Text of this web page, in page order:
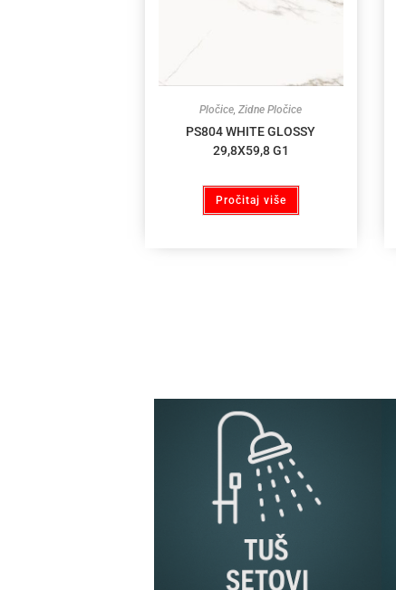
Pločice,Zidne Pločice
PS804 WHITE GLOSSY
29,8X59,8 G1
Pročitaj više